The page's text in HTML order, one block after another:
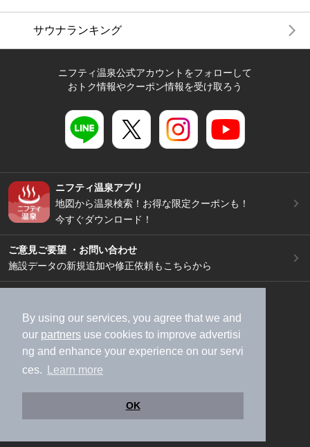
By using our services, you agree that we and
our partners use cookies to improve advertisi
ng and enhance your experience on our servi
ces.
Learn more
OK
サウナランキング
ニフティ温泉公式アカウントをフォローして
おトク情報やクーポン情報を受け取ろう
ニフティ温泉アプリ
地図から温泉検索！お得な限定クーポンも！
今すぐダウンロード！
ご意見ご要望 ・お問い合わせ
施設データの新規追加や修正依頼もこちらから
加盟店募集（資料請求）
広告出稿のご案内
利用規約
ライフスタイルMEMBERS+規約
特定商取引法に基づく表記
ヘルプ
採用情報
運営会社